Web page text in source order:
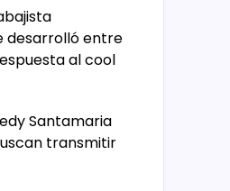
desarrolló entre
al cool
Santamaria
transmitir